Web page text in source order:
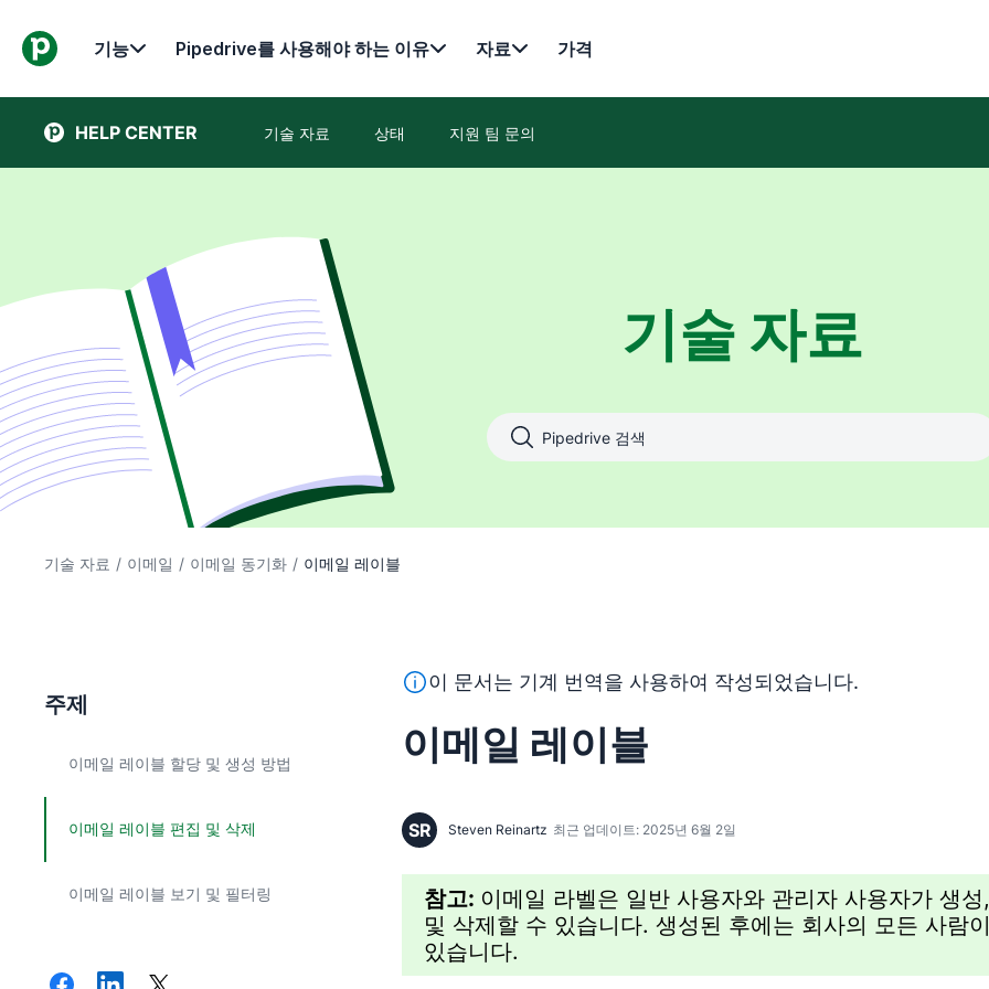
기능 Pipedrive를 사용해야 하는 이유 자료 가격
HELP CENTER 기술 자료 상태 지원 팀 문의
기술 자료
기술 자료 / 이메일 / 이메일 동기화 / 이메일 레이블
주제
이메일 레이블 할당 및 생성 방법
이메일 레이블 편집 및 삭제
이메일 레이블 보기 및 필터링
이 텍스트는 기계 번역 도구를 사용하여 영어를 번역한 것이며, 인간 편
이 문서는 기계 번역을 사용하여 작성되었습니다.
이메일 레이블
SR Steven Reinartz 최근 업데이트: 2025년 6월 2일
참고: 이메일 라벨은 일반 사용자와 관리자 사용자가 생성
및 삭제할 수 있습니다. 생성된 후에는 회사의 모든 사람
있습니다.